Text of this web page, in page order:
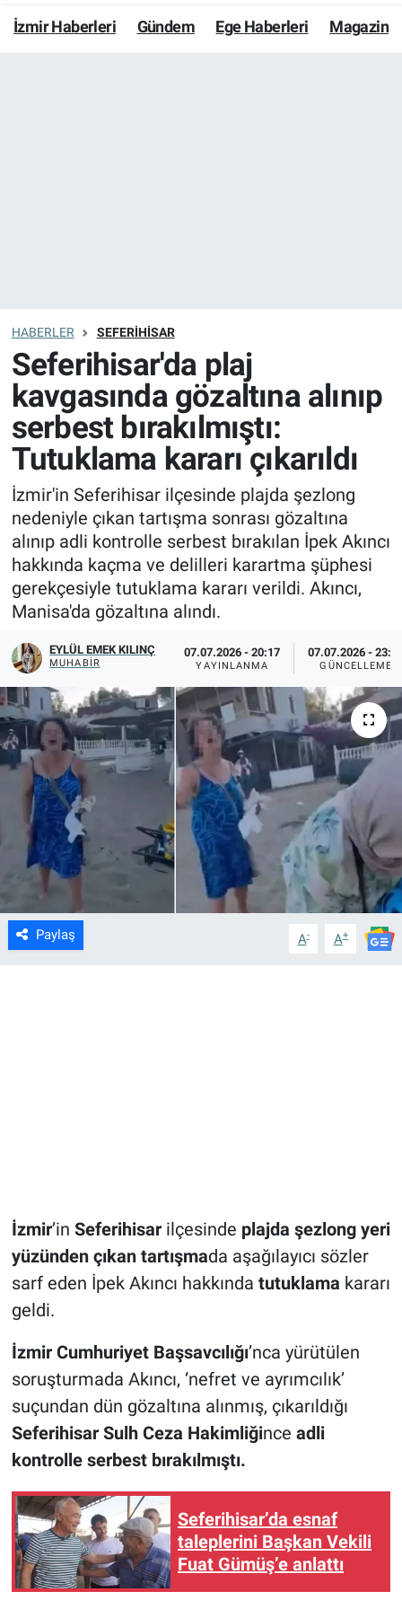
İzmir Haberleri Gündem Ege Haberleri Magazin
HABERLER SEFERIHISAR
Seferihisar'da plaj
kavgasında gözaltına alınıp
serbest bırakılmıştı:
Tutuklama kararı çıkarıldı
İzmir'in Seferihisar ilçesinde plajda şezlong
nedeniyle çıkan tartışma sonrası gözaltına
alınıp adli kontrolle serbest bırakılan İpek Akıncı
hakkında kaçma ve delilleri karartma şüphesi
gerekçesiyle tutuklama kararı verildi. Akıncı,
Manisa'da gözaltına alındı.
EYLÜL EMEK KILINÇ
MUHABIR
07.07.2026 - 20:17
YAYINLANMA
07.07.2026 -
GÜNCELLEME
Paylaş A- A+
İzmir’in Seferihisarilçesinde plajda şezlong yeri
yüzünden çıkan tartışmada aşağılayıcı sözler
sarf eden İpek Akıncı hakkında tutuklama kararı
geldi.
İzmir Cumhuriyet Başsavcılığı’nca yürütülen
soruşturmada Akıncı, ‘nefret ve ayrımcılık’
suçundan dün gözaltına alınmış, çıkarıldığı
Seferihisar Sulh Ceza Hakimliğince adli
kontrolle serbest bırakılmıştı.
Seferihisar’da esnaf
taleplerini Başkan Vekili
Fuat Gümüş’e anlattı
Resmi İlanlar